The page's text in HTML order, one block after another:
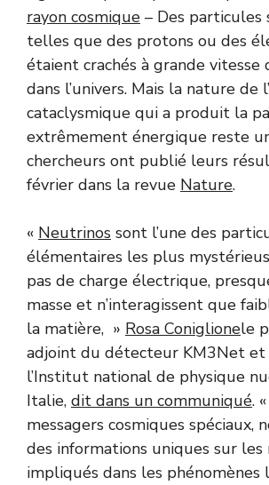
rayon cosmique – Des particules
telles que des protons ou des
étaient crachés à grande
dans l’univers. Mais la nature de
cataclysmique qui a produit la
extrêmement énergique reste
chercheurs ont publié leurs
février dans la revue Nature.
« Neutrinos sont l’une des
élémentaires les plus
pas de charge électrique,
masse et n’interagissent que
la matière, » Rosa Coniglionele
adjoint du détecteur KM3Net et
l’Institut national de physique
Italie, dit dans un communiqué.
messagers cosmiques spéciaux,
des informations uniques sur les
impliqués dans les phénomènes